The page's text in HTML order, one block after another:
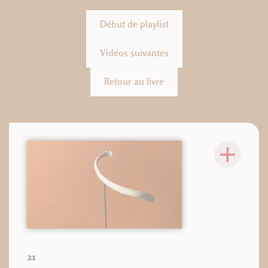
Début de playlist
Vidéos suivantes
Retour au livre
21